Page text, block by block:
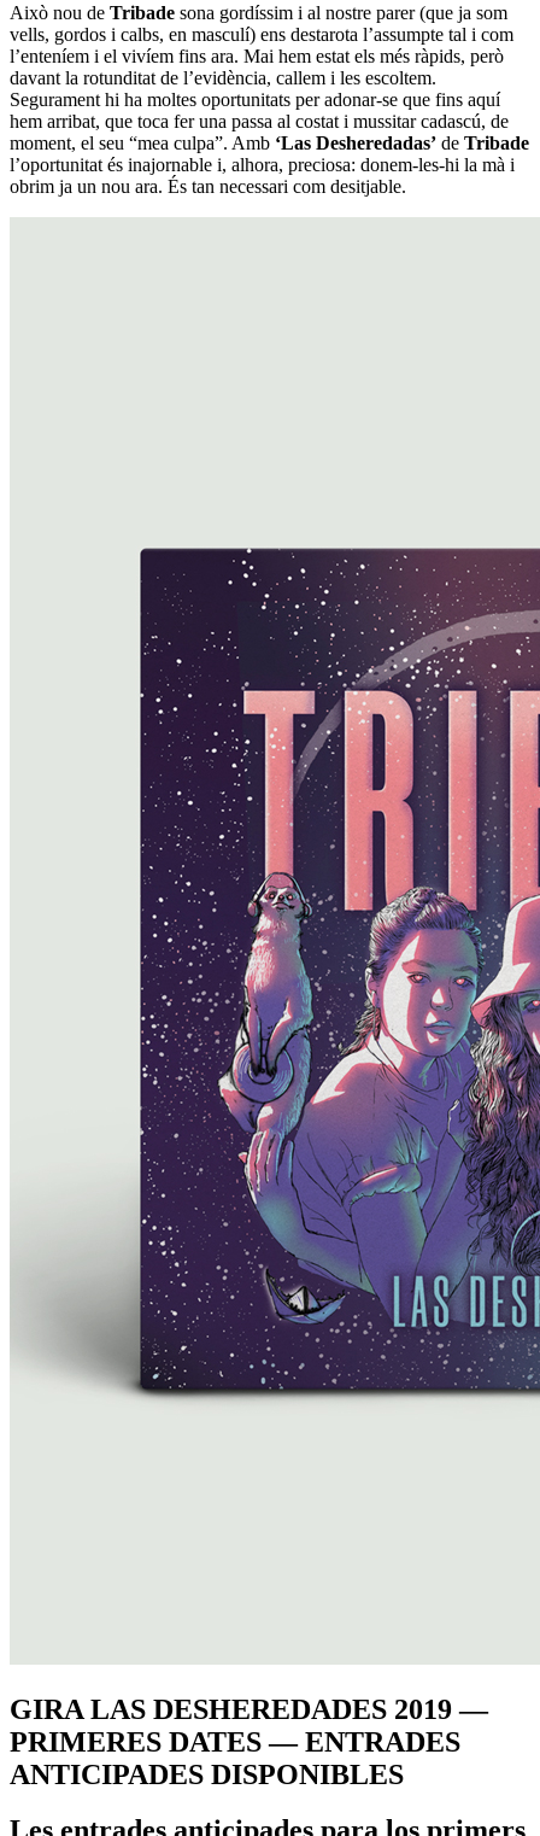
Això nou de Tribade sona gordíssim i al nostre parer (que ja som
vells, gordos i calbs, en masculí) ens destarota l’assumpte tal i com
l’enteníem i el vivíem fins ara. Mai hem estat els més ràpids, però
davant la rotunditat de l’evidència, callem i les escoltem.
Segurament hi ha moltes oportunitats per adonar-se que fins aquí
hem arribat, que toca fer una passa al costat i mussitar cadascú, de
moment, el seu “mea culpa”. Amb ‘Las Desheredadas’ de Tribade
l’oportunitat és inajornable i, alhora, preciosa: donem-les-hi la mà i
obrim ja un nou ara. És tan necessari com desitjable.
GIRA LAS DESHEREDADES 2019 —
PRIMERES DATES — ENTRADES
ANTICIPADES DISPONIBLES